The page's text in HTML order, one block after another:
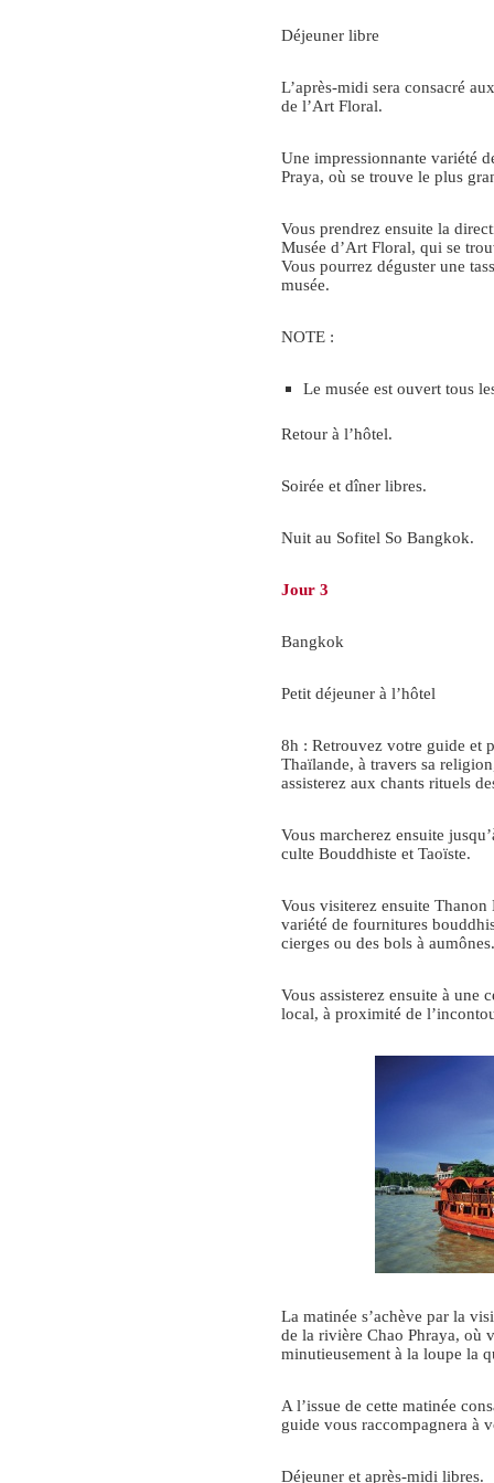
Déjeuner libre
L’après-midi sera consacré
de l’Art Floral.
Une impressionnante variété
Praya, où se trouve le plus
Vous prendrez ensuite la
Musée d’Art Floral, qui se
Vous pourrez déguster une
musée.
NOTE :
Le musée est ouvert tous
Retour à l’hôtel.
Soirée et dîner libres.
Nuit au Sofitel So Bangkok.
Jour 3
Bangkok
Petit déjeuner à l’hôtel
8h : Retrouvez votre guide et
Thaïlande, à travers sa
assisterez aux chants rituels
Vous marcherez ensuite
culte Bouddhiste et Taoïste.
Vous visiterez ensuite
variété de fournitures
cierges ou des bols à aumônes.
Vous assisterez ensuite à une
local, à proximité de
La matinée s’achève par la
de la rivière Chao Phraya, où
minutieusement à la loupe la
A l’issue de cette matinée
guide vous raccompagnera à
Déjeuner et après-midi libres.